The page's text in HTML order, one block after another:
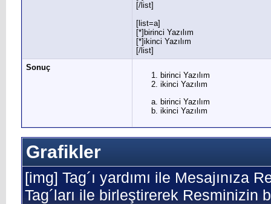
[/list]
[list=a]
[*]birinci Yazılım
[*]ikinci Yazılım
[/list]
Sonuç
birinci Yazılım
ikinci Yazılım
birinci Yazılım
ikinci Yazılım
Grafikler
[img] Tag´ı yardımı ile
Tag´ları ile birleştirerek